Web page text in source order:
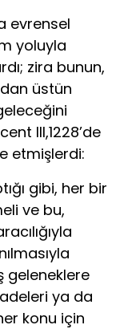
evrensel
yoluyla
zira bunun,
üstün
III,1228’de
etmişlerdi:
gibi, her bir
ve bu,
geleneklere
ya da
konu için